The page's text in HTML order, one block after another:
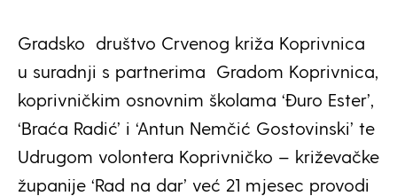
Gradsko društvo Crvenog križa Koprivnica
u suradnji s partnerima Gradom Koprivnica,
koprivničkim osnovnim školama ‘Đuro Ester’,
‘Braća Radić’ i ‘Antun Nemčić Gostovinski’ te
Udrugom volontera Koprivničko – križevačke
županije ‘Rad na dar’ već 21 mjesec provodi